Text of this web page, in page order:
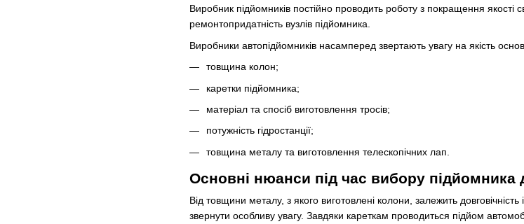
Виробник підйомників постійно проводить роботу з покращення якості
ремонтопридатність вузлів підйомника.
Виробники автопідйомників насамперед звертають увагу на якість
товщина колон;
каретки підйомника;
матеріал та спосіб виготовлення тросів;
потужність гідростанції;
товщина металу та виготовлення телескопічних лап.
Основні нюанси під час вибору підйомника
Від товщини металу, з якого виготовлені колони, залежить
звернути особливу увагу. Завдяки кареткам проводиться підйом